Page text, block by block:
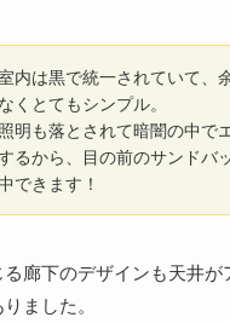
内は黒で統一されていて、
なくとてもシンプル。
照明も落とされて暗闇の中で
るから、目の前のサンドバ
できます！
廊下のデザインも天井が
ました。